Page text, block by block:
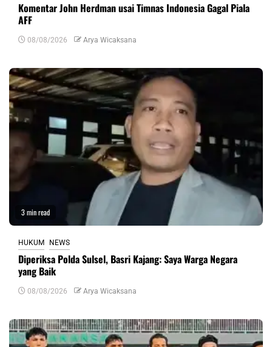
Komentar John Herdman usai Timnas Indonesia Gagal Piala
AFF
08/08/2026 Arya Wicaksana
3 min read
HUKUM NEWS
Diperiksa Polda Sulsel, Basri Kajang: Saya Warga Negara
yang Baik
08/08/2026 Arya Wicaksana